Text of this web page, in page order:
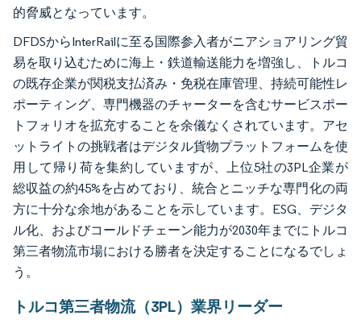
的脅威となっています。
DFDSからInterRailに至る国際参入者がニアショアリング貿
易を取り込むために海上・鉄道輸送能力を増強し、トルコ
の既存企業が関税支払済み・免税在庫管理、持続可能性レ
ポーティング、専門機器のチャーターを含むサービスポー
トフォリオを拡充することを余儀なくされています。アセ
ットライトの挑戦者はデジタル貨物プラットフォームを使
用して帰り荷を集約していますが、上位5社の3PL企業が
総収益の約45%を占めており、統合とニッチな専門化の両
方に十分な余地があることを示しています。ESG、デジタ
ル化、およびコールドチェーン能力が2030年までにトルコ
第三者物流市場における勝者を決定することになるでしょ
う。
トルコ第三者物流（3PL）業界リーダー